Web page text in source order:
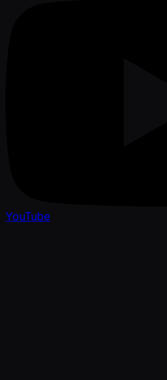
YouTube